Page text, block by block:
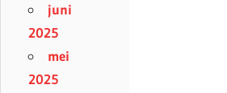
juni
2025
mei
2025